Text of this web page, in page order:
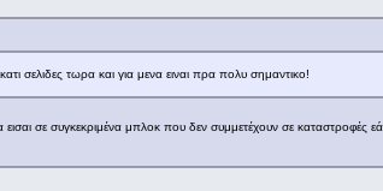
σελιδες τωρα και για μενα ειναι πρα πολυ σημαντικο!
σε συγκεκριμένα μπλοκ που δεν συμμετέχουν σε καταστροφές